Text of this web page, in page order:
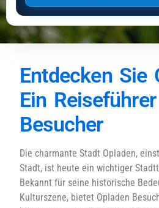
Entdecken Sie
Ein
Besucher
Die charmante Stadt Opladen,
Stadt, ist heute ein wichtiger
Bekannt für seine historische
Kulturszene, bietet Opladen